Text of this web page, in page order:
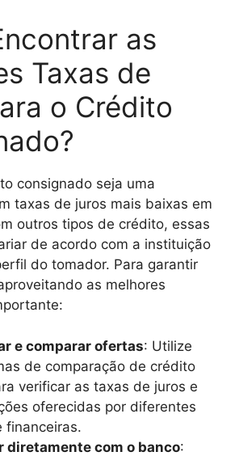
as
Taxas de
o Crédito
consignado seja uma
taxas de juros mais baixas em
outros tipos de crédito, essas
de acordo com a instituição
do tomador. Para garantir
as melhores
e comparar ofertas: Utilize
de comparação de crédito
verificar as taxas de juros e
oferecidas por diferentes
financeiras.
diretamente com o banco: